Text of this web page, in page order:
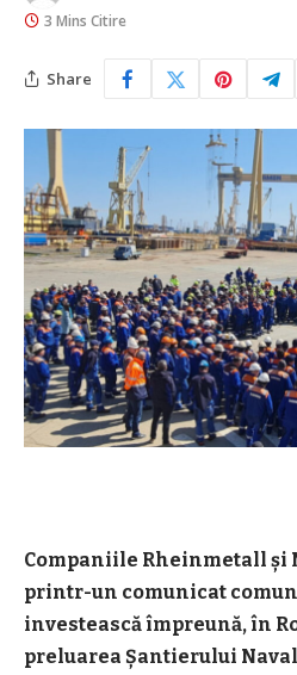
3 Mins Citire
Share
Companiile Rheinmetall şi
printr-un comunicat
investească împreună, în
preluarea Şantierului